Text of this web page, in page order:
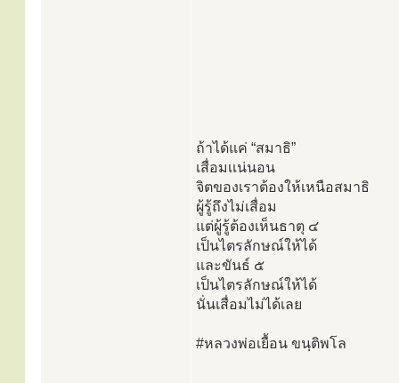
ถ้าได้แค่ “สมาธิ”
เสื่อมเเน่นอน
จิตของเราต้องให้เหนือสมาธิ
ผู้รู้ถึงไม่เสื่อม
แต่ผู้รู้ต้องเห็นธาตุ ๔
เป็นไตรลักษณ์ให้ได้
และขันธ์ ๕
เป็นไตรลักษณ์ให้ได้
นั่นเสื่อมไม่ได้เลย
#หลวงพ่อเยื้อน ขนฺติพโล